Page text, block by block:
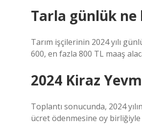
Tarla günlük ne
Tarım işçilerinin 2024 yılı
600, en fazla 800 TL maaş
2024 Kiraz
Toplantı sonucunda, 2024
ücret ödenmesine oy